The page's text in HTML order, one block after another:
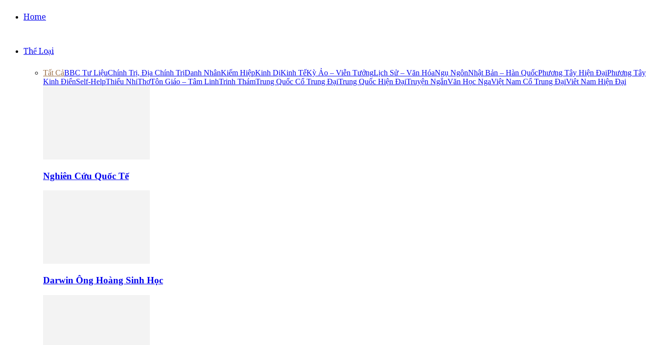
Home
Thể Loại
Tất CảBBC Tư LiệuChính Trị, Địa Chính TrịDanh NhânKiếm HiệpKinh DịKinh TếKỳ Ảo – Viễn TưởngLịch Sử – Văn HóaNgụ NgônNhật Bản – Hàn QuốcPhương Tây Hiện ĐạiPhương Tây
Kinh ĐiểnSelf-HelpThiếu NhiThơTôn Giáo – Tâm LinhTrinh ThámTrung Quốc Cổ Trung ĐạiTrung Quốc Hiện ĐạiTruyện NgắnVăn Học NgaViệt Nam Cổ Trung ĐạiViêt Nam Hiện Đại
Nghiên Cứu Quốc Tế
Darwin Ông Hoàng Sinh Học